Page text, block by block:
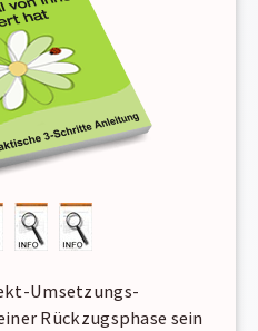
Umsetzungs-
Rückzugsphase sein